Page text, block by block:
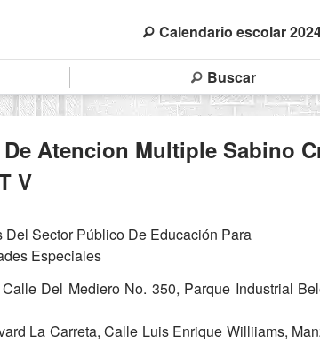
Calendario escolar
Buscar
Atencion Multiple Sabino
V
Del Sector Público De Educación Para
Especiales
Calle Del Mediero No. 350, Parque Industrial
La Carreta, Calle Luis Enrique Williiams,